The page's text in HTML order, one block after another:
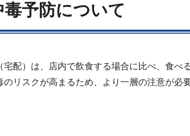
予防について
配）は、店内で飲食する場合に比べ、食べ
リスクが高まるため、より一層の注意が必